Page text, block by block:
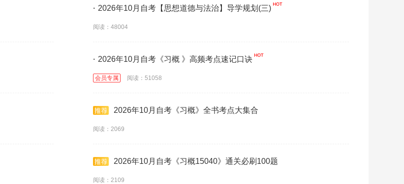
· 2026年10月自考【思想道德与法治】导学规划(三)
阅读：48004
· 2026年10月自考《习概 》高频考点速记口诀
会员专属 阅读：51058
2026年10月自考《习概》全书考点大集合
阅读：2069
2026年10月自考《习概15040》通关必刷100题
阅读：2109